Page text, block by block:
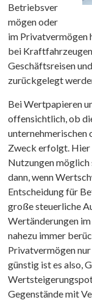
Betriebsver
mögen oder
im Privatvermögen
bei
Geschäftsreisen
zurückgelegt
Bei Wertpapieren
offensichtlich, ob
unternehmerischen
Zweck erfolgt. Hier
Nutzungen
dann, wenn
Entscheidung für
große steuerliche
Wertänderungen
nahezu immer
Privatvermögen
günstig ist es also,
Gegenstände mit